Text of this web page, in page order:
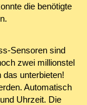
die benötigte
Sensoren sind
zwei millionstel
das unterbieten!
Automatisch
Uhrzeit. Die